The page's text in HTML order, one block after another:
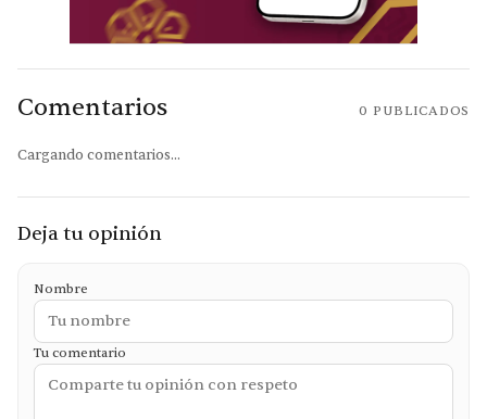
Comentarios 0 PUBLICADOS
Cargando comentarios...
Deja tu opinión
Nombre
Tu comentario